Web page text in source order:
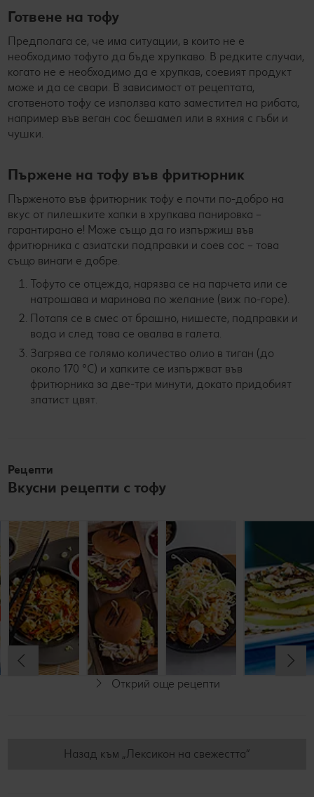
Готвене на тофу
Предполага се, че има ситуации, в които не е
необходимо тофуто да бъде хрупкаво. В редките случаи,
когато не е необходимо да е хрупкав, соевият продукт
може и да се свари. В зависимост от рецептата,
сготвеното тофу се използва като заместител на рибата,
например във веган сос бешамел или в яхния с гъби и
чушки.
Пържене на тофу във фритюрник
Пърженото във фритюрник тофу е почти по-добро на
вкус от пилешките хапки в хрупкава панировка –
гарантирано е! Може също да го изпържиш във
фритюрника с азиатски подправки и соев сос – това
също винаги е добре.
Тофуто се отцежда, нарязва се на парчета или се
натрошава и маринова по желание (виж по-горе).
Потапя се в смес от брашно, нишесте, подправки и
вода и след това се овалва в галета.
Загрява се голямо количество олио в тиган (до
около 170 °C) и хапките се изпържват във
фритюрника за две-три минути, докато придобият
златист цвят.
Рецепти
Вкусни рецепти с тофу
Пикантна
салата с
киноа и
тофу
До 60 минути
Начинаещи
Нудели с
тофу
До 60 минути
Начинаещи
Вегетариански
бургер с тофу
До 60 минути
Начинаещи
До 30 минути
Начинаещи
Открий още рецепти
Назад към „Лексикон на свежестта“